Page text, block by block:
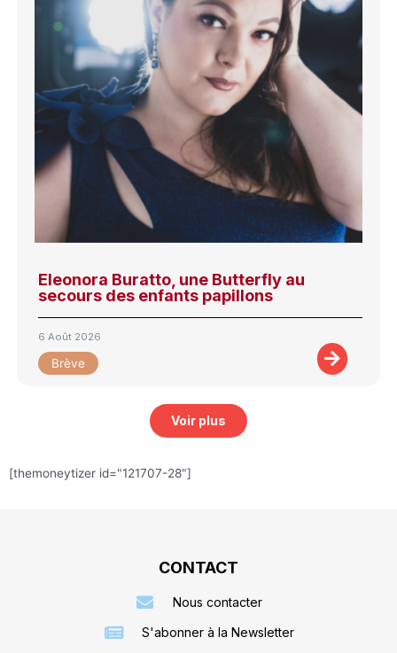
Eleonora Buratto, une Butterfly au
secours des enfants papillons
6 Août 2026
Brève
Voir plus
[themoneytizer id="121707-28"]
CONTACT
Nous contacter
S'abonner à la Newsletter